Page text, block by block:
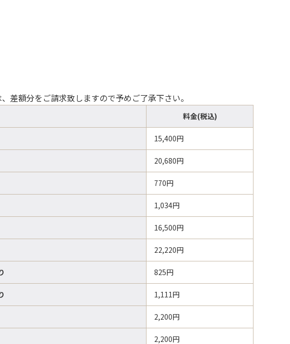
額分をご請求致しますので予めご了承下さい。
料金(税込)
15,400円
20,680円
770円
1,034円
16,500円
22,220円
825円
1,111円
2,200円
2,200円